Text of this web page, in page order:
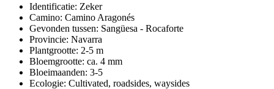
Identificatie: Zeker
Camino: Camino Aragonés
Gevonden tussen: Sangüesa - Rocaforte
Provincie: Navarra
Plantgrootte: 2-5 m
Bloemgrootte: ca. 4 mm
Bloeimaanden: 3-5
Ecologie: Cultivated, roadsides, waysides